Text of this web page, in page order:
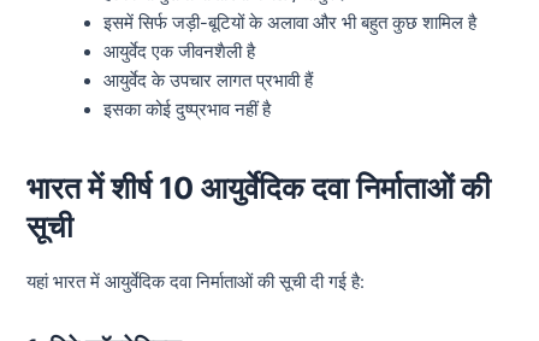
इसमें सिर्फ जड़ी-बूटियों के अलावा और भी बहुत कुछ शामिल है
आयुर्वेद एक जीवनशैली है
आयुर्वेद के उपचार लागत प्रभावी हैं
इसका कोई दुष्प्रभाव नहीं है
भारत में शीर्ष 10 आयुर्वेदिक दवा निर्माताओं की
सूची
यहां भारत में आयुर्वेदिक दवा निर्माताओं की सूची दी गई है: